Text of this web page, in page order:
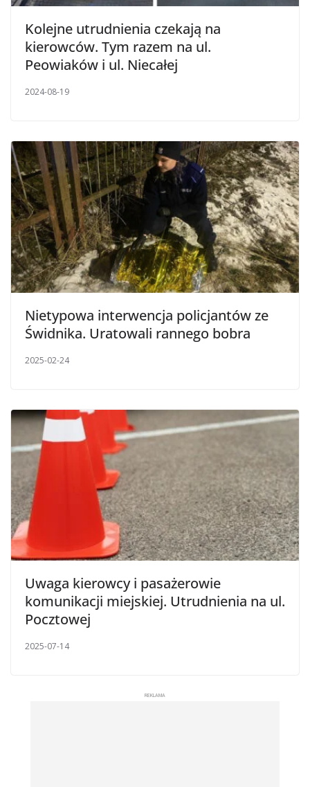
Kolejne utrudnienia czekają na
kierowców. Tym razem na ul.
Peowiaków i ul. Niecałej
2024-08-19
Nietypowa interwencja policjantów ze
Świdnika. Uratowali rannego bobra
2025-02-24
Uwaga kierowcy i pasażerowie
komunikacji miejskiej. Utrudnienia na ul.
Pocztowej
2025-07-14
REKLAMA